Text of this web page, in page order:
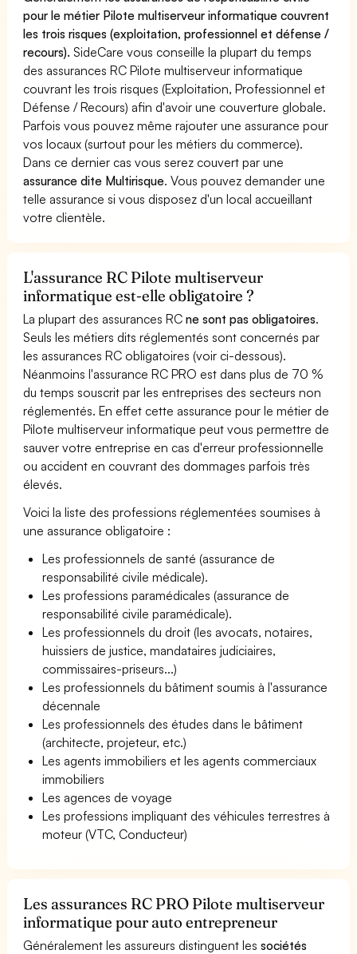
pour le métier Pilote multiserveur informatique couvrent
les trois risques (exploitation, professionnel et défense /
recours). SideCare vous conseille la plupart du temps
des assurances RC Pilote multiserveur informatique
couvrant les trois risques (Exploitation, Professionnel et
Défense / Recours) afin d'avoir une couverture globale.
Parfois vous pouvez même rajouter une assurance pour
vos locaux (surtout pour les métiers du commerce).
Dans ce dernier cas vous serez couvert par une
assurance dite Multirisque. Vous pouvez demander une
telle assurance si vous disposez d'un local accueillant
votre clientèle.
L'assurance RC Pilote multiserveur
informatique est-elle obligatoire ?
La plupart des assurances RCne sont pas obligatoires.
Seuls les métiers dits réglementés sont concernés par
les assurances RC obligatoires (voir ci-dessous).
Néanmoins l'assurance RC PRO est dans plus de 70 %
du temps souscrit par les entreprises des secteurs non
réglementés. En effet cette assurance pour le métier de
Pilote multiserveur informatique peut vous permettre de
sauver votre entreprise en cas d'erreur professionnelle
ou accident en couvrant des dommages parfois très
élevés.
Voici la liste des professions réglementées soumises à
une assurance obligatoire :
Les professionnels de santé (assurance de
responsabilité civile médicale).
Les professions paramédicales (assurance de
responsabilité civile paramédicale).
Les professionnels du droit (les avocats, notaires,
huissiers de justice, mandataires judiciaires,
commissaires-priseurs...)
Les professionnels du bâtiment soumis à l'assurance
décennale
Les professionnels des études dans le bâtiment
(architecte, projeteur, etc.)
Les agents immobiliers et les agents commerciaux
immobiliers
Les agences de voyage
Les professions impliquant des véhicules terrestres à
moteur (VTC, Conducteur)
Les assurances RC PRO Pilote multiserveur
informatique pour auto entrepreneur
Généralement les assureurs distinguent lessociétés